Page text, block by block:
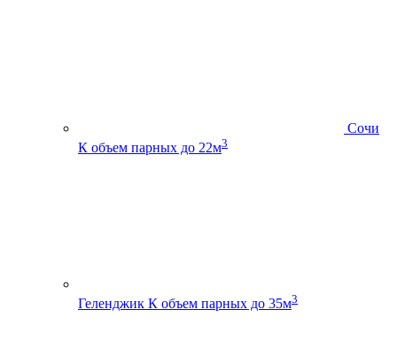
Сочи
К объем парных до 22м3
Геленджик К объем парных до 35м3